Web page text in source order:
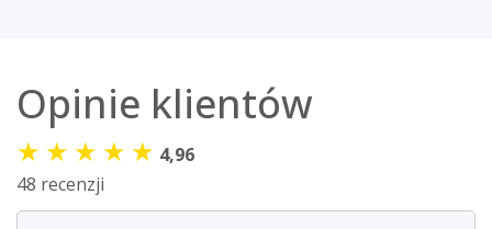
Opinie klientów
★ ★ ★ ★ ★ 4,96
48 recenzji